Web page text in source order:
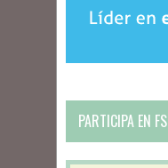
PARTICIPA EN FS